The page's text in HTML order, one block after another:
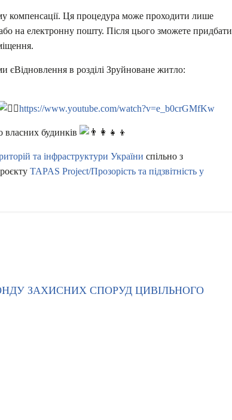
компенсації. Ця процедура може проходити лише
на електронну пошту. Після цього зможете придбати
єВідновлення в розділі Зруйноване житло:
https://www.youtube.com/watch?v=e_b0crGMfKw
будинків
та інфраструктури України спільно з
TAPAS Project/Прозорість та підзвітність у
ЗАХИСНИХ СПОРУД ЦИВІЛЬНОГО